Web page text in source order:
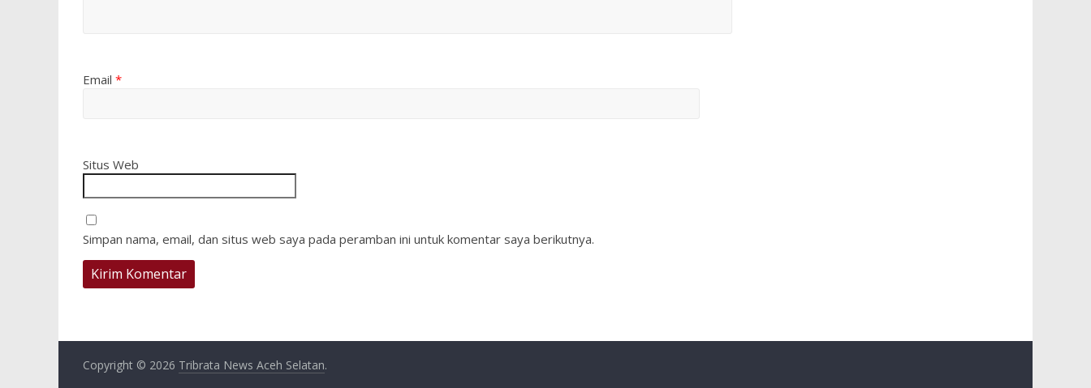
Email *
Situs Web
Simpan nama, email, dan situs web saya pada peramban ini untuk komentar saya berikutnya.
Copyright © 2026 Tribrata News Aceh Selatan.